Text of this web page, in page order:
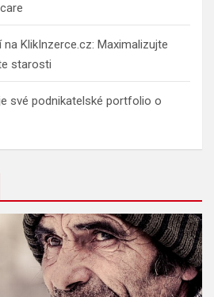
KlikInzerce.cz: Maximalizujte
starosti
své podnikatelské portfolio o